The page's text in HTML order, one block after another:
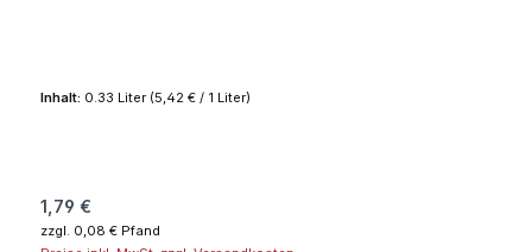
Inhalt: 0.33 Liter (5,42 € / 1 Liter)
Regulärer Preis:
1,79 €
zzgl. 0,08 € Pfand